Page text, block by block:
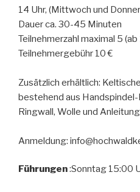
14 Uhr, (Mittwoch und
Dauer ca. 30-45 Minuten
Teilnehmerzahl maximal 5 (ab
Teilnehmergebühr 10 €
Zusätzlich erhältlich:
bestehend aus Handspindel-
Ringwall, Wolle und
Anmeldung:
Führungen:Sonntag 15:00